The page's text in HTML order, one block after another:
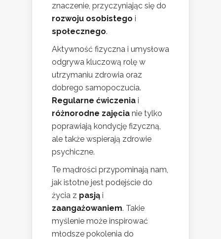
znaczenie, przyczyniając się do
rozwoju osobistego i
społecznego.
Aktywność fizyczna i umysłowa
odgrywa kluczową rolę w
utrzymaniu zdrowia oraz
dobrego samopoczucia.
Regularne ćwiczenia i
różnorodne zajęcia nie tylko
poprawiają kondycję fizyczną,
ale także wspierają zdrowie
psychiczne.
Te mądrości przypominają nam,
jak istotne jest podejście do
życia z pasją i
zaangażowaniem. Takie
myślenie może inspirować
młodsze pokolenia do